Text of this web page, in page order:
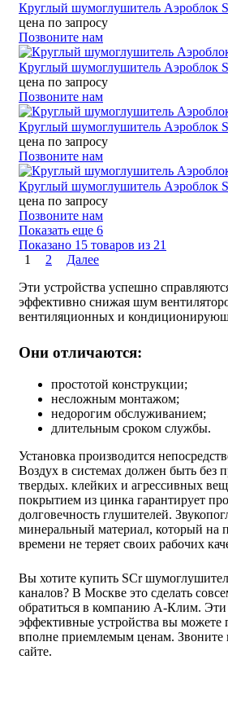
Круглый шумоглушитель Аэроблок
цена по запросу
Позвоните нам
Круглый шумоглушитель Аэроблок
цена по запросу
Позвоните нам
Круглый шумоглушитель Аэроблок
цена по запросу
Позвоните нам
Круглый шумоглушитель Аэроблок
цена по запросу
Позвоните нам
Показать еще 6
Показано 15 товаров из 21
1
2
Далее
Эти устройства успешно
эффективно снижая шум
вентиляционных и
Они отличаются:
простотой конструкции;
несложным монтажом;
недорогим обслуживанием;
длительным сроком службы.
Установка производится
Воздух в системах должен быть без
твердых. клейких и агрессивных
покрытием из цинка гарантирует
долговечность глушителей.
минеральный материал, который на
времени не теряет своих рабочих
Вы хотите купить SCr
каналов? В Москве это сделать
обратиться в компанию А-Клим.
эффективные устройства вы можете
вполне приемлемым ценам. Звоните
сайте.